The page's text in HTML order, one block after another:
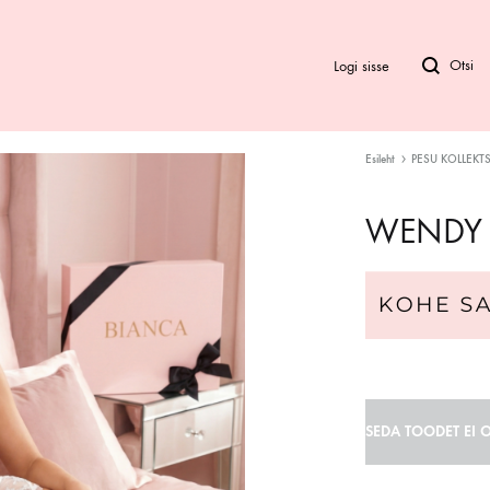
Logi sisse
Esileht PESU
WENDY
SEDA TOODET EI